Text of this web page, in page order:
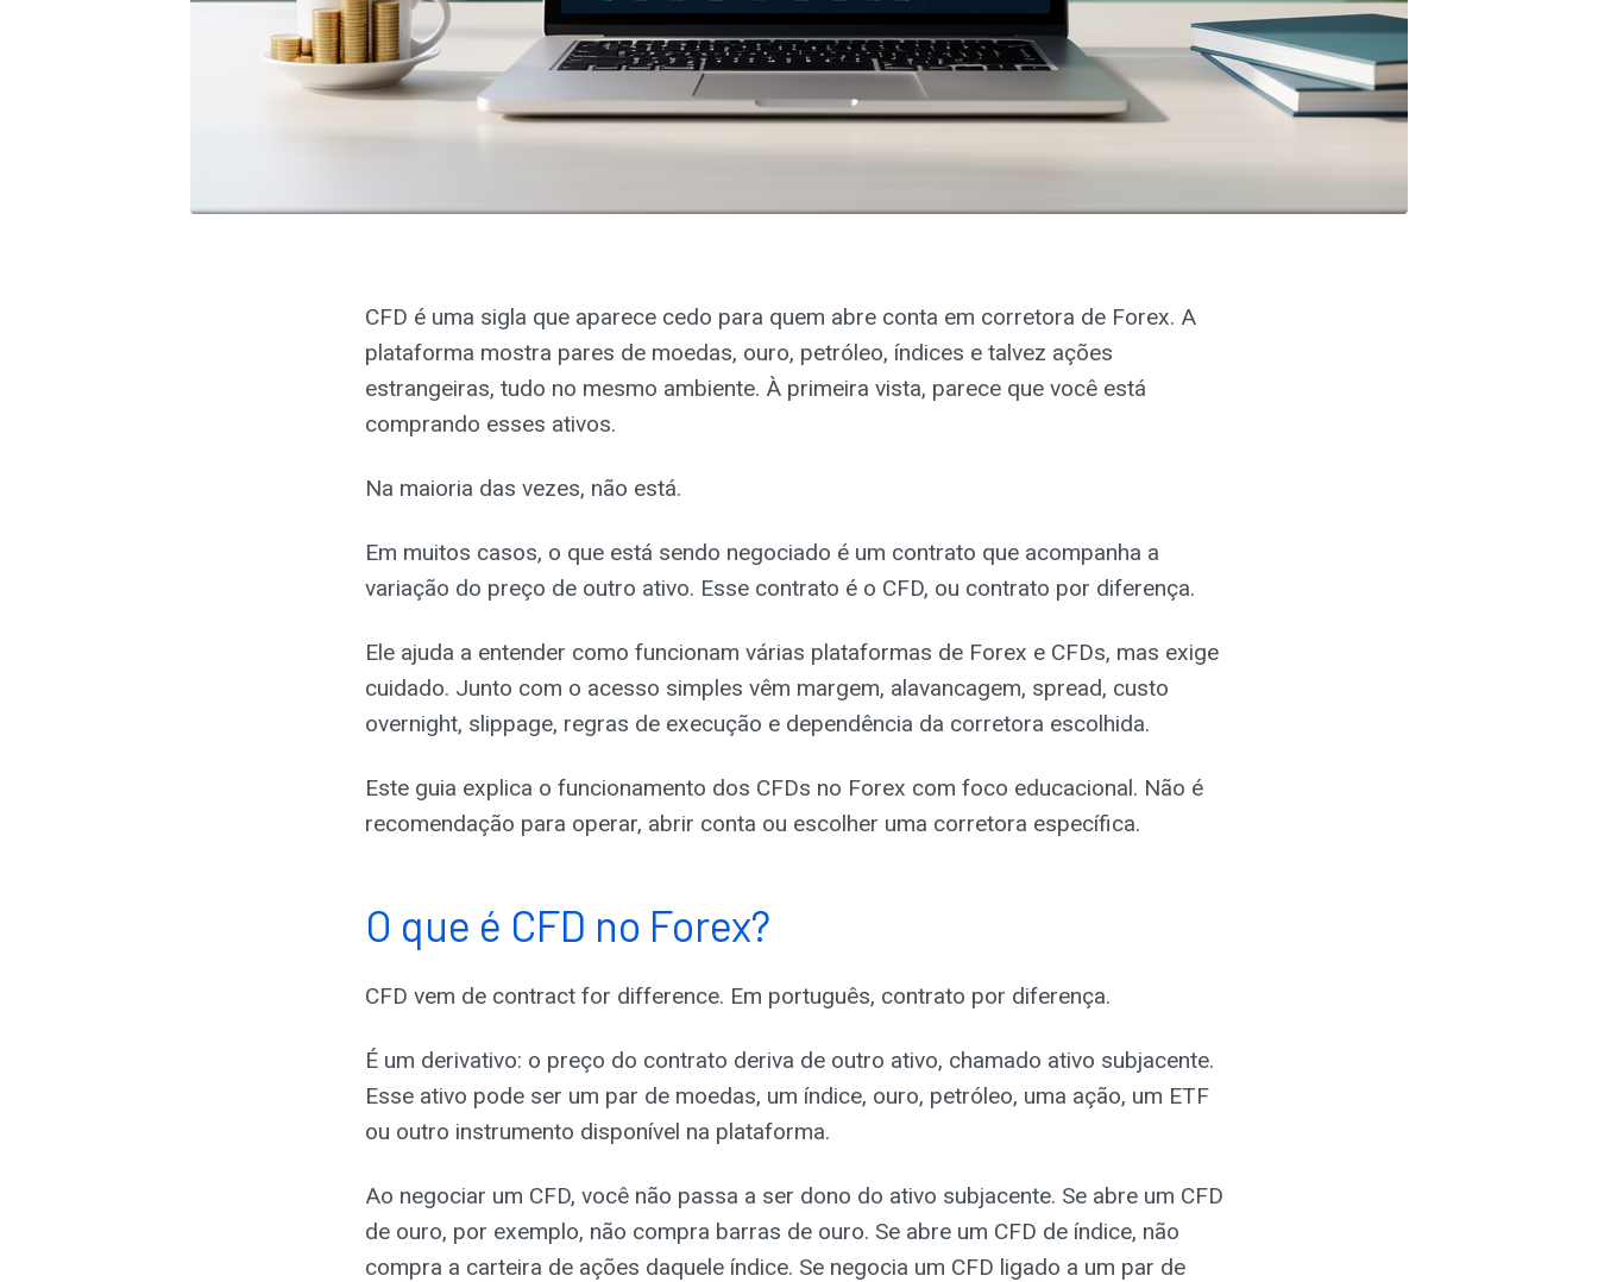
CFD é uma sigla que aparece cedo para quem abre conta em corretora de Forex. A
plataforma mostra pares de moedas, ouro, petróleo, índices e talvez ações
estrangeiras, tudo no mesmo ambiente. À primeira vista, parece que você está
comprando esses ativos.
Na maioria das vezes, não está.
Em muitos casos, o que está sendo negociado é um contrato que acompanha a
variação do preço de outro ativo. Esse contrato é o CFD, ou contrato por diferença.
Ele ajuda a entender como funcionam várias plataformas de Forex e CFDs, mas exige
cuidado. Junto com o acesso simples vêm margem, alavancagem, spread, custo
overnight, slippage, regras de execução e dependência da corretora escolhida.
Este guia explica o funcionamento dos CFDs no Forex com foco educacional. Não é
recomendação para operar, abrir conta ou escolher uma corretora específica.
O que é CFD no Forex?
CFD vem de contract for difference. Em português, contrato por diferença.
É um derivativo: o preço do contrato deriva de outro ativo, chamado ativo subjacente.
Esse ativo pode ser um par de moedas, um índice, ouro, petróleo, uma ação, um ETF
ou outro instrumento disponível na plataforma.
Ao negociar um CFD, você não passa a ser dono do ativo subjacente. Se abre um CFD
de ouro, por exemplo, não compra barras de ouro. Se abre um CFD de índice, não
compra a carteira de ações daquele índice. Se negocia um CFD ligado a um par de